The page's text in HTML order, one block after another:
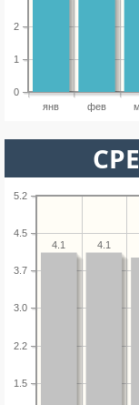
янв фев
0
1
2
1.5
2.2
3.0
3.7
4.5
5.2
4.1
4.1